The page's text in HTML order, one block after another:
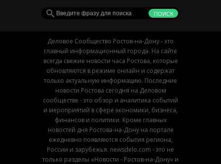
Деловое Сообщество Ростов-на-Дону - это
главный информационный города. На сайте
всегда свежие новости часа Ростова, которые
обновляются в режиме онлайн и содержат
только актуальную информацию. Последние
новости Ростова сегодня на Деловом
сообществе - это обзор и аналитика событий
и мероприятий в сфере экономики, бизнеса,
финансов и политики. Кроме главных
новостей дня Ростова-на-Дону на портале
ежедневно появляются события региона,
России и зарубежья. newsdelo.com - это не
только разделы «Новости - Ростов-на-Дону» и